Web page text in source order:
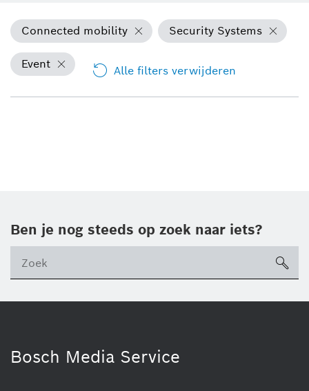
Connected mobility Security Systems
Event Alle filters verwijderen
Ben je nog steeds op zoek naar iets?
Bosch Media Service